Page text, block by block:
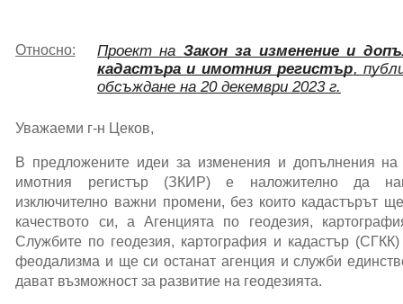
Относно: Проект на Закон за изменение и
кадастъра и имотния регистър,
обсъждане на 20 декември 2023 г.
Уважаеми г-н Цеков,
В предложените идеи за изменения и допълнения на
имотния регистър (ЗКИР) е наложително да
изключително важни промени, без които кадастърът
качеството си, а Агенцията по геодезия,
Службите по геодезия, картография и кадастър
феодализма и ще си останат агенция и служби
дават възможност за развитие на геодезията.